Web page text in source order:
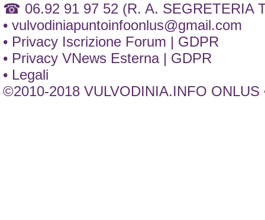
☎ 06.92 91 97 52 (R. A. SEGRETERIA
• vulvodiniapuntoinfoonlus@gmail.com
• Privacy Iscrizione Forum | GDPR
• Privacy VNews Esterna | GDPR
• Legali
©2010-2018 VULVODINIA.INFO ONLUS